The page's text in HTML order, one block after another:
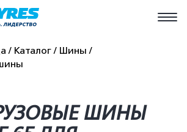
Каталог
Шины
ШИНЫ